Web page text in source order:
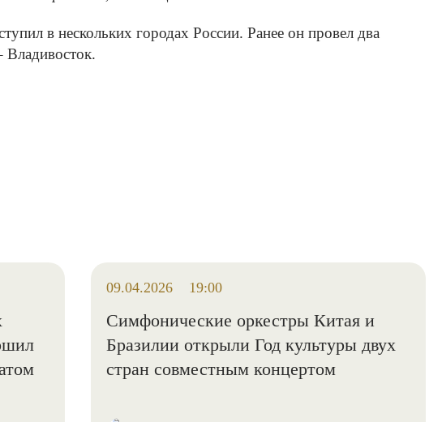
в нескольких городах России. Ранее он провел два
Владивосток.
09.04.2026 19:00
Симфонические оркестры Китая и
Бразилии открыли Год культуры двух
стран совместным концертом